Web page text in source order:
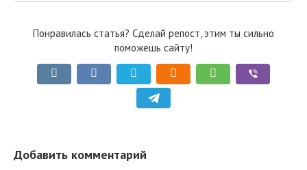
Понравилась статья? Сделай репост, этим ты сильно
поможешь сайту!
Добавить комментарий